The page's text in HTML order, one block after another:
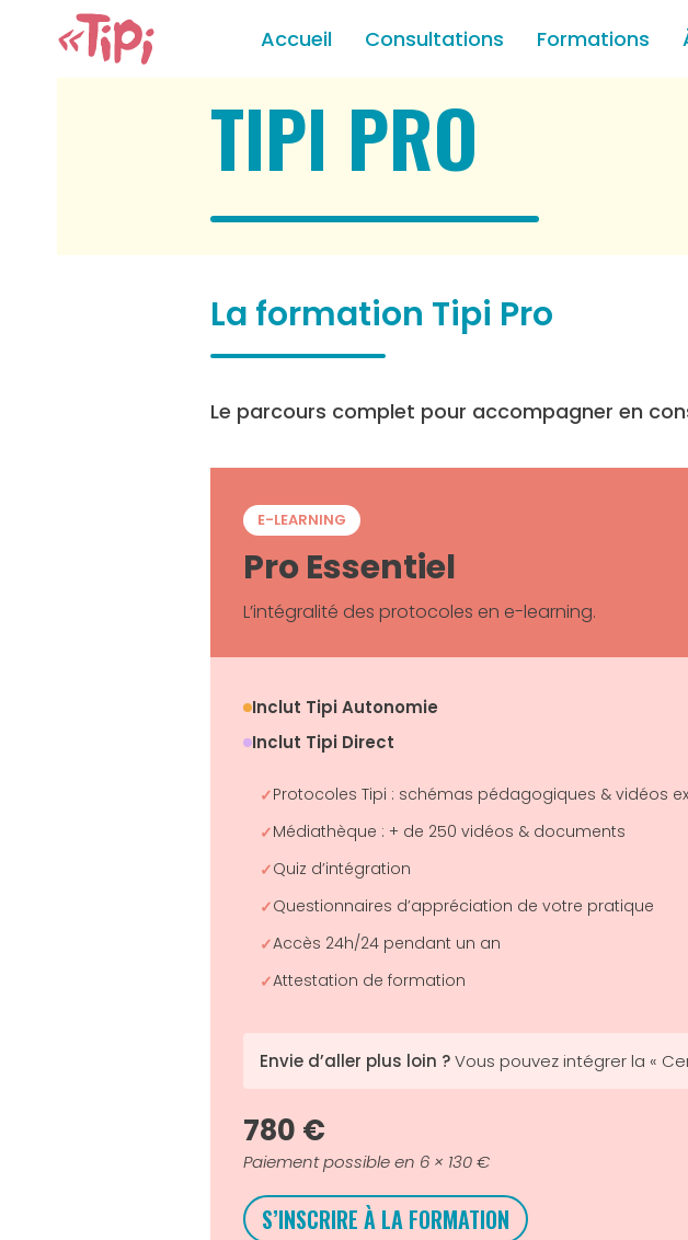
Accueil Consultations Formations
TIPI PRO
La formation Tipi Pro
Le parcours complet pour accompagner en
E-LEARNING
Pro Essentiel
L’intégralité des protocoles en e-learning.
Inclut Tipi Autonomie
Inclut Tipi Direct
Protocoles Tipi : schémas pédagogiques & vidéos
Médiathèque : + de 250 vidéos & documents
Quiz d’intégration
Questionnaires d’appréciation de votre pratique
Accès 24h/24 pendant un an
Attestation de formation
Envie d’aller plus loin ?Vous pouvez intégrer la «
780 €
Paiement possible en 6 × 130 €
S’INSCRIRE À LA FORMATION